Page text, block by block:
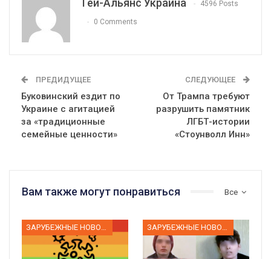
4596 Posts
0 Comments
ПРЕДИДУЩЕЕ
Буковинский ездит по
Украине с агитацией
за «традиционные
семейные ценности»
СЛЕДУЮЩЕЕ
От Трампа требуют
разрушить памятник
ЛГБТ-истории
«Стоунволл Инн»
Все
Вам также могут понравиться
ЗАРУБЕЖНЫЕ НОВОСТИ ЗАРУБЕЖНЫЕ НОВОСТИ